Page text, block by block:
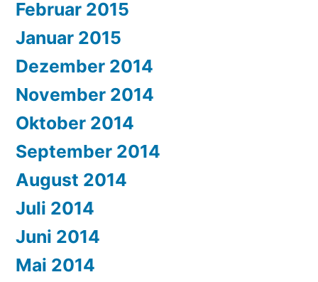
Februar 2015
Januar 2015
Dezember 2014
November 2014
Oktober 2014
September 2014
August 2014
Juli 2014
Juni 2014
Mai 2014